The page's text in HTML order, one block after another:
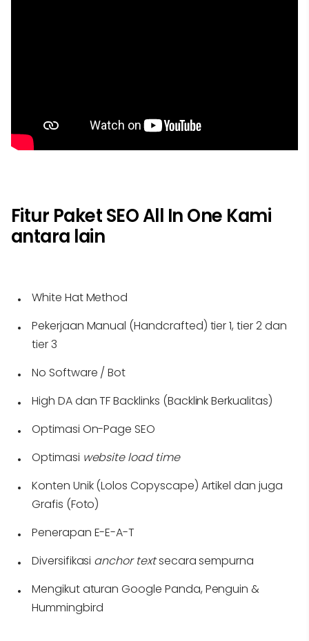
Fitur Paket SEO All In One Kami
antara lain
White Hat Method
Pekerjaan Manual (Handcrafted) tier 1, tier 2 dan
tier 3
No Software / Bot
High DA dan TF Backlinks (Backlink Berkualitas)
Optimasi On-Page SEO
Optimasi website load time
Konten Unik (Lolos Copyscape) Artikel dan juga
Grafis (Foto)
Penerapan E-E-A-T
Diversifikasi anchor textsecara sempurna
Mengikut aturan Google Panda, Penguin &
Hummingbird